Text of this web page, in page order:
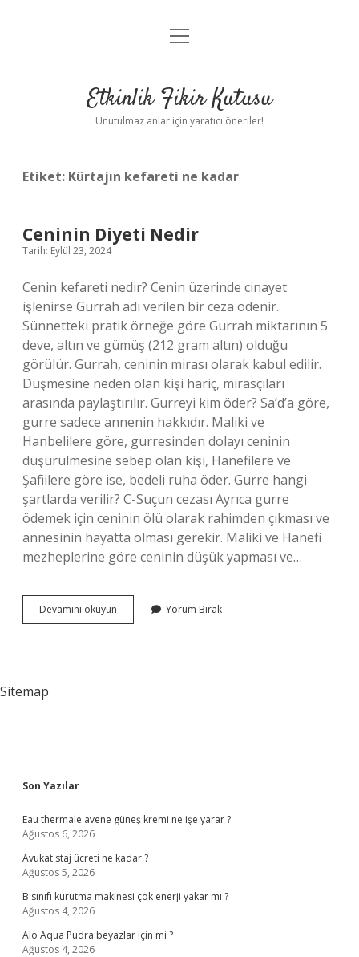
Anasayfa
Yasal Uyarı
menüyü
Etkinlik Fikir Kutusu
Unutulmaz anlar için yaratıcı öneriler!
Etiket: Kürtajın kefareti ne kadar
Ceninin Diyeti Nedir
Tarih: Eylül 23, 2024
Cenin kefareti nedir? Cenin üzerinde cinayet
işlenirse Gurrah adı verilen bir ceza ödenir.
Sünnetteki pratik örneğe göre Gurrah miktarının 5
deve, altın ve gümüş (212 gram altın) olduğu
görülür. Gurrah, ceninin mirası olarak kabul edilir.
Düşmesine neden olan kişi hariç, mirasçıları
arasında paylaştırılır. Gurreyi kim öder? Sa’d’a göre,
gurre sadece annenin hakkıdır. Maliki ve
Hanbelilere göre, gurresinden dolayı ceninin
düşürülmesine sebep olan kişi, Hanefilere ve
Şafiilere göre ise, bedeli ruha öder. Gurre hangi
şartlarda verilir? C-Suçun cezası Ayrıca gurre
ödemek için ceninin ölü olarak rahimden çıkması ve
annesinin hayatta olması gerekir. Maliki ve Hanefi
mezheplerine göre ceninin düşük yapması ve…
Devamını okuyun
Diyeti
Yorum Bırak
Sitemap
Sidebar
Son Yazılar
Eau thermale avene güneş kremi ne işe yarar ?
Ağustos 6, 2026
Avukat staj ücreti ne kadar ?
Ağustos 5, 2026
B sınıfı kurutma makinesi çok enerji yakar mı ?
Ağustos 4, 2026
Alo Aqua Pudra beyazlar için mi ?
Ağustos 4, 2026